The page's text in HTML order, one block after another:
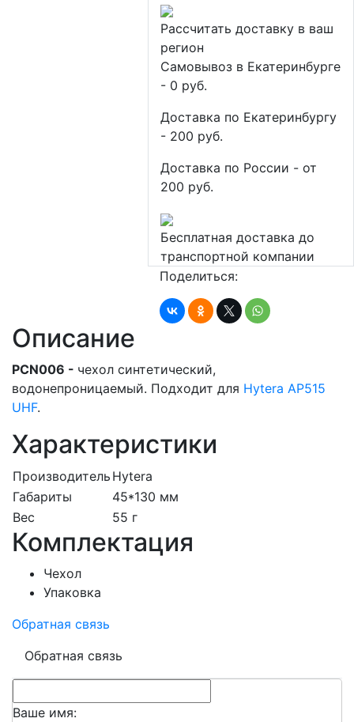
Рассчитать доставку в ваш
регион
Самовывоз в Екатеринбурге
- 0 руб.
Доставка по Екатеринбургу
- 200 руб.
Доставка по России - от
200 руб.
Бесплатная доставка до
транспортной компании
Поделиться:
Описание
PCN006 - чехол синтетический,
водонепроницаемый. Подходит для Hytera AP515
UHF.
Характеристики
Производитель Hytera
Габариты
45*130 мм
Вес
55 г
Комплектация
Чехол
Упаковка
Обратная связь
Обратная связь
Ваше имя: